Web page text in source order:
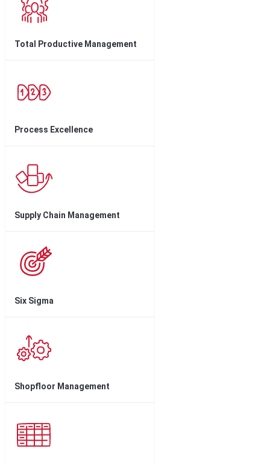
Total Productive Management
Process Excellence
Supply Chain Management
Six Sigma
Shopfloor Management